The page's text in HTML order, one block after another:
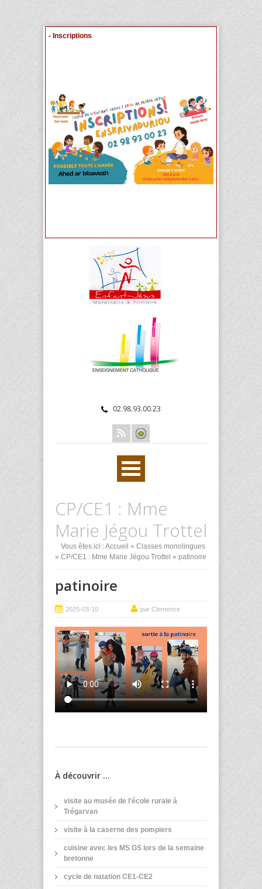
- Inscriptions
02.98.93.00.23
CP/CE1 : Mme
Marie Jégou Trottel
Vous êtes ici :Accueil » Classes monolingues
» CP/CE1 : Mme Marie Jégou Trottel » patinoire
patinoire
2025-03-10 par Clemence
À découvrir ...
visite au musée de l'école rurale à
Trégarvan
visite à la caserne des pompiers
cuisine avec les MS GS lors de la semaine
bretonne
cycle de natation CE1-CE2